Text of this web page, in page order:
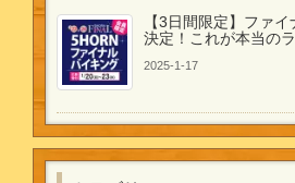
【3日間限定】ファ
決定！これが本当の
2025-1-17